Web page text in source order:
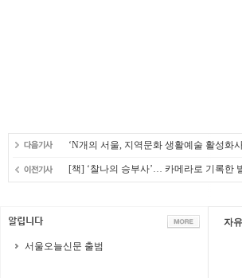
‘N개의 서울, 지역문화 생활예술 활성화
[책] ‘찰나의 승부사’… 카메라로 기록한
서울오늘신문 출범
자